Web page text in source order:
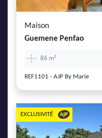
Service Qualité Clients
Maison
Guemene Penfao
86 m²
REF1101 - AJP By Marie
EXCLUSIVITÉ